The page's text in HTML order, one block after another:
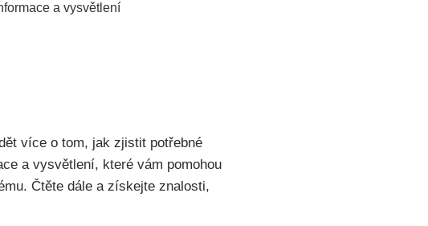
a vysvětlení
více o tom, jak zjistit potřebné
a vysvětlení, které vám pomohou
Čtěte dále a získejte znalosti,